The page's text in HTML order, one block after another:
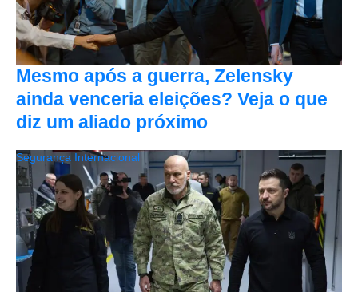
Mesmo após a guerra, Zelensky
ainda venceria eleições? Veja o que
diz um aliado próximo
Segurança Internacional